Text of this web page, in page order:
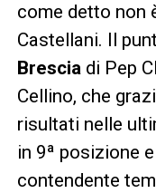
come detto non
Castellani. Il
Bresciadi Pep
Cellino, che
risultati nelle
in 9ª posizione
contendente